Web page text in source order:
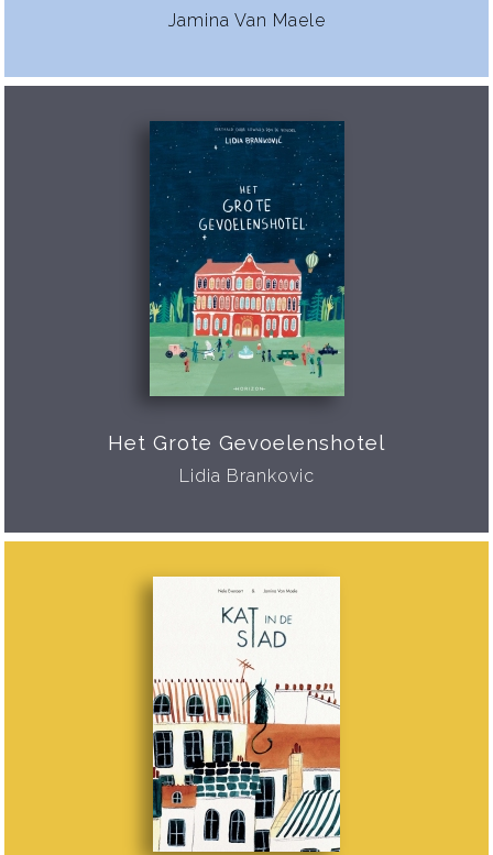
Jamina Van Maele
Het Grote Gevoelenshotel
Lidia Brankovic